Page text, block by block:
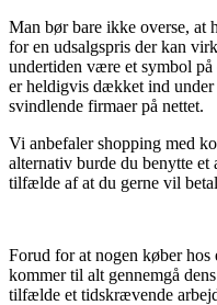
Man bør bare ikke overse, at
for en udsalgspris der kan
undertiden være et symbol
er heldigvis dækket ind
svindlende firmaer på nettet.
Vi anbefaler shopping med
alternativ burde du benytte
tilfælde af at du gerne vil
Forud for at nogen køber
kommer til alt gennemgå
tilfælde et tidskrævende